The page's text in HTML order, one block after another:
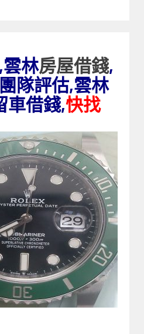
林房屋借錢,
隊評估,雲林
車借錢,快找